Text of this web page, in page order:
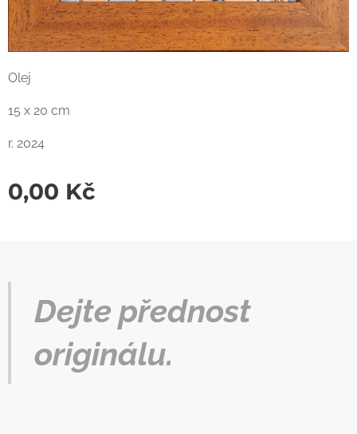
Olej
15 x 20 cm
r. 2024
0,00 Kč
Dejte přednost
originálu.